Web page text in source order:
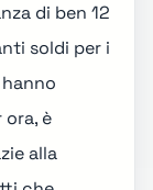
di ben 12
soldi per i
ora, è
alla